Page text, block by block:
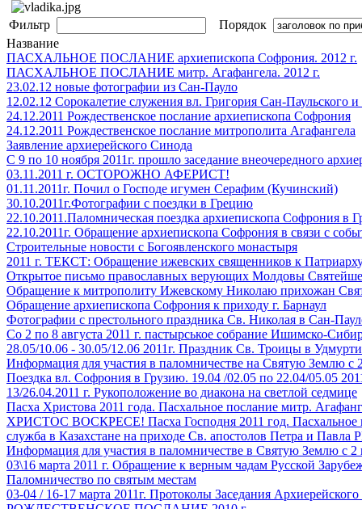
Фильтр
Порядок
Название
ПАСХАЛЬНОЕ ПОСЛАНИЕ архиепископа Софрония. 2012 г.
ПАСХАЛЬНОЕ ПОСЛАНИЕ митр. Агафангела. 2012 г.
23.02.12 новые фотографии из Сан-Пауло
12.02.12 Сорокалетие служения вл. Григория Сан-
24.12.2011 Рождественское послание архиепископа Софрония
24.12.2011 Рождественское послание митрополита Агафангела
Заявление архиерейского Синода
С 9 по 10 ноября 2011г. прошло заседание внеочередного
03.11.2011 г. ОСТОРОЖНО АФЕРИСТ!
01.11.2011г. Почил о Господе игумен Серафим (Кучинский)
30.10.2011г.Фотографии с поездки в Грецию
22.10.2011.Паломническая поездка архиепископа Софрония в
22.10.2011г. Обращение архиепископа Софрония в связи с
Строительные новости с Богоявленского монастыря
2011 г. ТЕКСТ: Обращение ижевских священников к
Открытое письмо православных верующих Молдовы
Обращение к митрополиту Ижевскому Николаю прихожан
Обращение архиепископа Софрония к приходу г. Барнаул
Фотографии с престольного праздника Св. Николая в Сан-
Со 2 по 8 августа 2011 г. пастырськое собрание Ишимско-
28.05/10.06 - 30.05/12.06 2011г. Праздник Св. Троицы в
Информация для участия в паломничестве на Святую Землю с
Поездка вл. Софрония в Грузию. 19.04 /02.05 по 22.04/05.05
13/26.04.2011 г. Рукоположение во диакона на светлой седмице
Пасха Христова 2011 года. Пасхальное послание митр.
ХРИСТОС ВОСКРЕСЕ! Пасха Господня 2011 год. Пасхальное
служба в Казахстане на приходе Св. апостолов Петра и
Информация для участия в паломничестве в Святую Землю с 2
03\16 марта 2011 г. Обращение к верным чадам Русской
Паломничество по святым местам
03-04 / 16-17 марта 2011г. Протоколы Заседания